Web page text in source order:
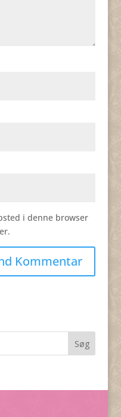
i denne browser